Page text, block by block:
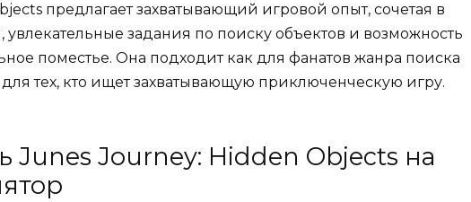
предлагает захватывающий игровой опыт, сочетая в
задания по поиску объектов и возможность
поместье. Она подходит как для фанатов жанра поиска
для тех, кто ищет захватывающую приключенческую игру.
Junes Journey: Hidden Objects на